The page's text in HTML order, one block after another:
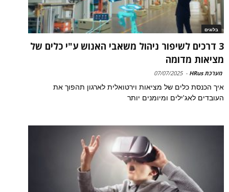
בלוגים
3 דרכים לשיפור ניהול משאבי האנוש ע"י כלים של
מציאות מדומה
מערכת HRus -
07/07/2025
איך הכנסת כלים של מציאות וירטואלית לארגון תהפוך את
העובדים לאג'ילים ומיומנים יותר